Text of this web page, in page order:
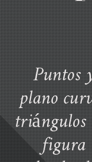
Puntos
plano
figura